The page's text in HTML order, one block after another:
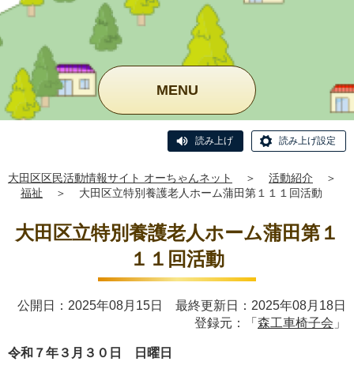
MENU
読み上げ 読み上げ設定
大田区区民活動情報サイト オーちゃんネット ＞ 活動紹介
＞
福祉
＞ 大田区立特別養護老人ホーム蒲田第１１１回活動
大田区立特別養護老人ホーム蒲田第１
１１回活動
公開日：2025年08月15日 最終更新日：2025年08月18日
登録元：「 森工車椅子会 」
令和７年３月３０日 日曜日